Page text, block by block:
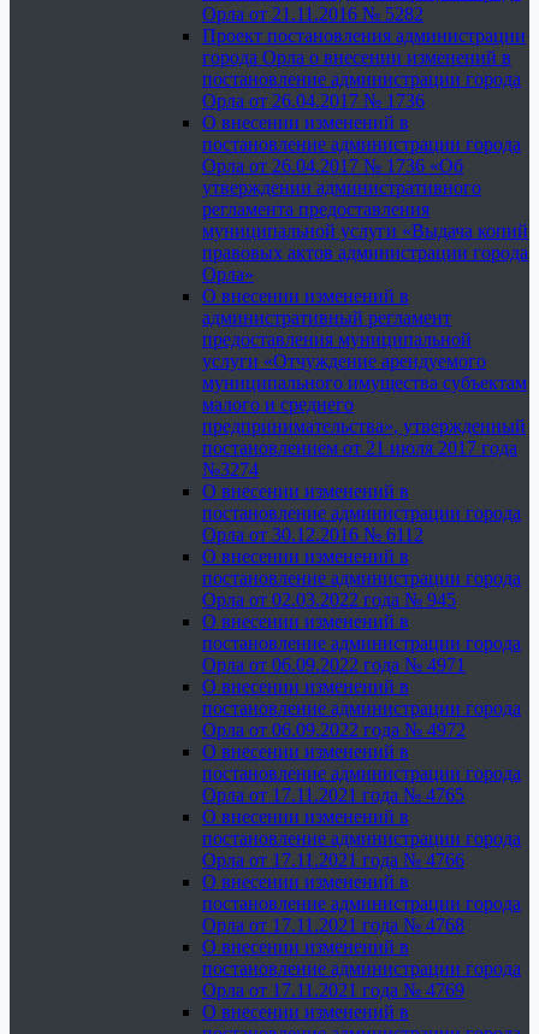
Орла от 21.11.2016 № 5282
Проект постановления администрации
города Орла о внесении изменений в
постановление администрации города
Орла от 26.04.2017 № 1736
О внесении изменений в
постановление администрации города
Орла от 26.04.2017 № 1736 «Об
утверждении административного
регламента предоставления
муниципальной услуги «Выдача копий
правовых актов администрации города
Орла»
О внесении изменений в
административный регламент
предоставления муниципальной
услуги «Отчуждение арендуемого
муниципального имущества субъектам
малого и среднего
предпринимательства», утвержденный
постановлением от 21 июля 2017 года
№3274
О внесении изменений в
постановление администрации города
Орла от 30.12.2016 № 6112
О внесении изменений в
постановление администрации города
Орла от 02.03.2022 года № 945
О внесении изменений в
постановление администрации города
Орла от 06.09.2022 года № 4971
О внесении изменений в
постановление администрации города
Орла от 06.09.2022 года № 4972
О внесении изменений в
постановление администрации города
Орла от 17.11.2021 года № 4765
О внесении изменений в
постановление администрации города
Орла от 17.11.2021 года № 4766
О внесении изменений в
постановление администрации города
Орла от 17.11.2021 года № 4768
О внесении изменений в
постановление администрации города
Орла от 17.11.2021 года № 4769
О внесении изменений в